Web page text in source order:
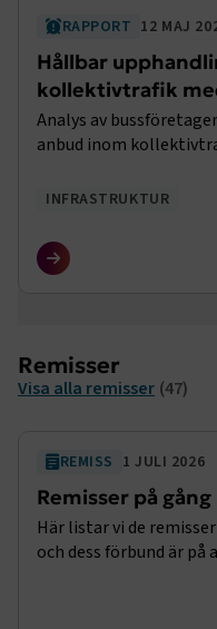
RAPPORT 12 MAJ
Hållbar
kollektivtrafik
Analys av
anbud inom
INFRASTRUKTUR
Remisser
Visa alla remisser (47)
REMISS 1 JULI 2026
Remisser på gång
Här listar vi de
och dess förbund är på